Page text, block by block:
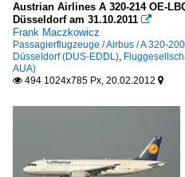
Austrian Airlines A 320-214 OE-
Düsseldorf am 31.10.2011 
Frank Maczkowicz
Passagierflugzeuge / Airbus / A 320-200
Düsseldorf (DUS-EDDL),
AUA)
 494 1024x785 Px, 20.02.2012 